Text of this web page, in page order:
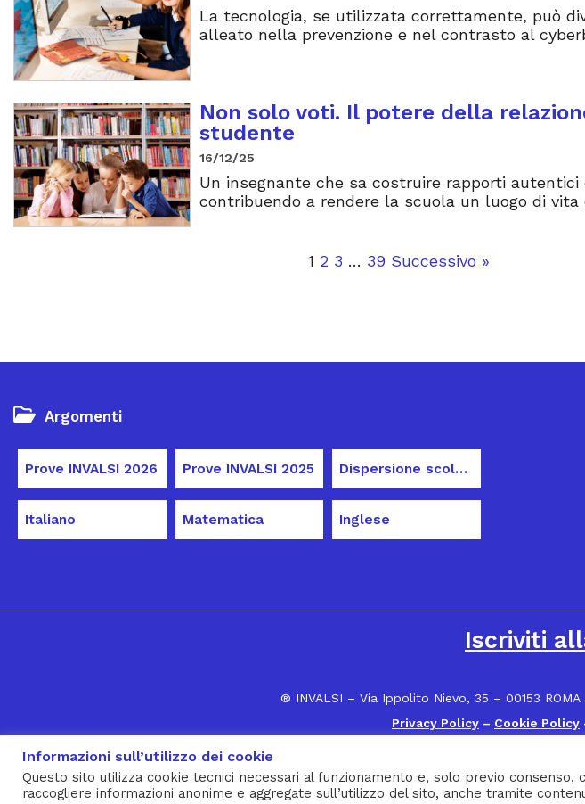
La tecnologia, se utilizzata correttamente, può
alleato nella prevenzione e nel contrasto al
Non solo voti. Il potere della
studente
16/12/25
Un insegnante che sa costruire rapporti autentici
contribuendo a rendere la scuola un luogo di vita
1 2 3 … 39 Successivo »
Argomenti
Prove INVALSI 2026 Prove INVALSI 2025 Dispersione scolastica
Italiano Matematica Inglese
Iscriviti
® INVALSI – Via Ippolito Nievo, 35 – 00153
Privacy Policy – Cookie Policy
Informazioni sull’utilizzo dei cookie
Questo sito utilizza cookie tecnici necessari al funzionamento e, solo previo consenso,
raccogliere informazioni anonime e aggregate sull’utilizzo del sito, anche tramite